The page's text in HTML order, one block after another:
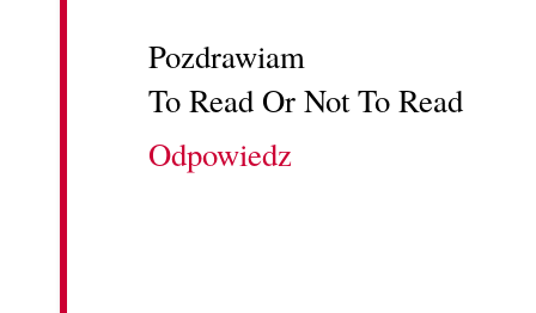
Pozdrawiam
To Read Or Not To Read
Odpowiedz